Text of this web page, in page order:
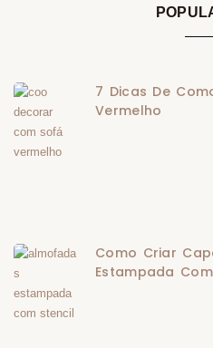
7 Dicas De
Vermelho
Como Criar
Estampada